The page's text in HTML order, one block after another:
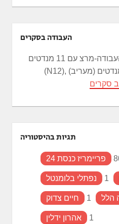
העבודה בסקרים
, העבודה-מרצ עם 11 מנדטים
סקרים
תגיות בהיסטוריה
פריימריז כנסת 24
נפתלי בלומנטל 1
חיים צדוק 1 הלל
אהרון ידלין 1